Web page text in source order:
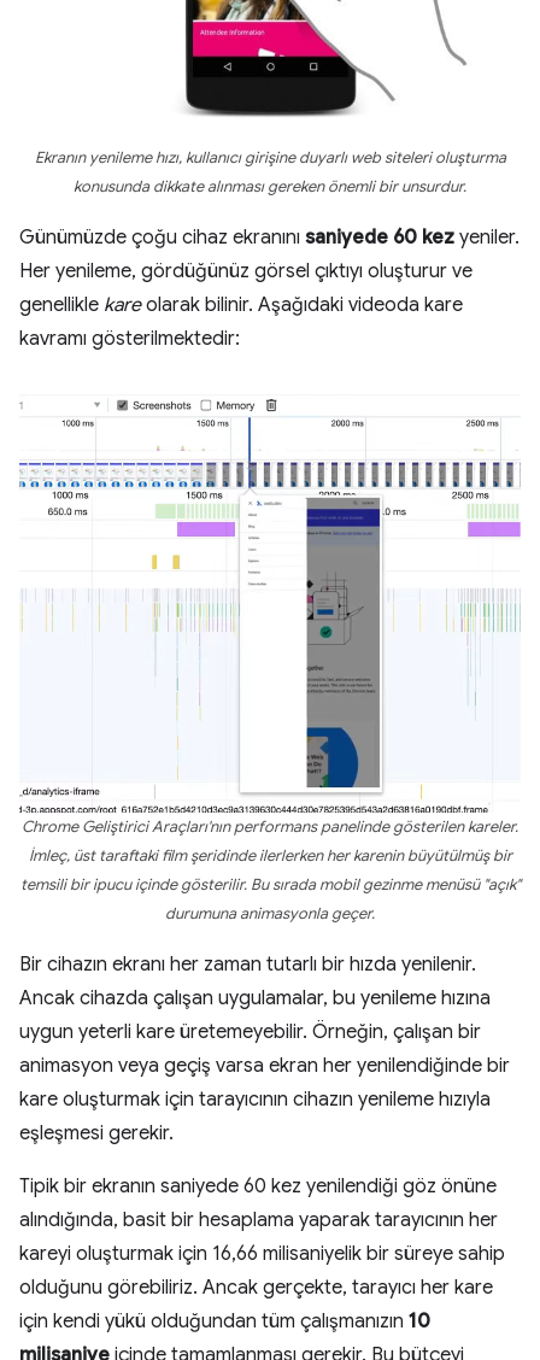
Ekranın yenileme hızı, kullanıcı girişine duyarlı web siteleri oluşturma
konusunda dikkate alınması gereken önemli bir unsurdur.
Günümüzde çoğu cihaz ekranını saniyede 60 kez yeniler.
Her yenileme, gördüğünüz görsel çıktıyı oluşturur ve
genellikle kareolarak bilinir. Aşağıdaki videoda kare
kavramı gösterilmektedir:
Chrome Geliştirici Araçları'nın performans panelinde gösterilen kareler.
İmleç, üst taraftaki film şeridinde ilerlerken her karenin büyütülmüş bir
temsili bir ipucu içinde gösterilir. Bu sırada mobil gezinme menüsü "açık"
durumuna animasyonla geçer.
Bir cihazın ekranı her zaman tutarlı bir hızda yenilenir.
Ancak cihazda çalışan uygulamalar, bu yenileme hızına
uygun yeterli kare üretemeyebilir. Örneğin, çalışan bir
animasyon veya geçiş varsa ekran her yenilendiğinde bir
kare oluşturmak için tarayıcının cihazın yenileme hızıyla
eşleşmesi gerekir.
Tipik bir ekranın saniyede 60 kez yenilendiği göz önüne
alındığında, basit bir hesaplama yaparak tarayıcının her
kareyi oluşturmak için 16,66 milisaniyelik bir süreye sahip
olduğunu görebiliriz. Ancak gerçekte, tarayıcı her kare
için kendi yükü olduğundan tüm çalışmanızın 10
milisaniye içinde tamamlanması gerekir. Bu bütçeyi